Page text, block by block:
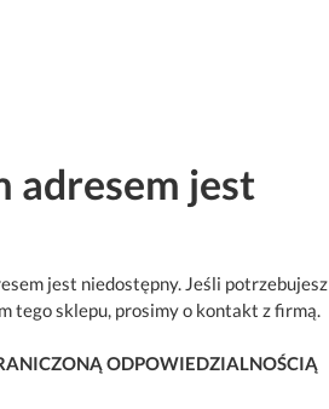
adresem jest
jest niedostępny. Jeśli potrzebujesz
tego sklepu, prosimy o kontakt z firmą.
ODPOWIEDZIALNOŚCIĄ